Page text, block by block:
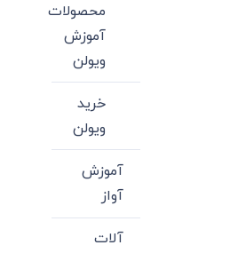
محصولات
آموزش
ویولن
خرید
ویولن
آموزش
آواز
آلات